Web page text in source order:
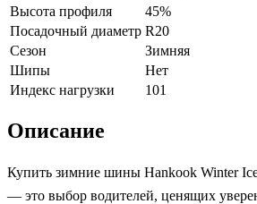
Высота профиля
45%
Посадочный диаметр R20
Сезон
Зимняя
Шипы
Нет
Индекс нагрузки
101
Описание
Купить зимние шины Hankook Winter
— это выбор водителей, ценящих